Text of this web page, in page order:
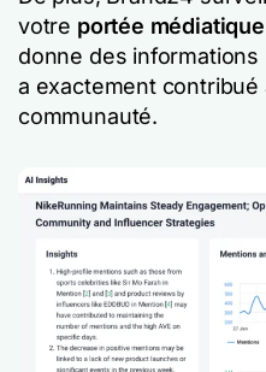
votre portée médiatique
donne des
a exactement
communauté.